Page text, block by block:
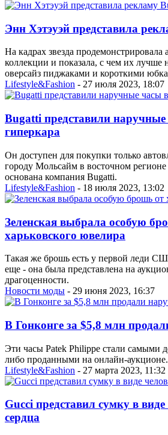
Энн Хэтэуэй представила
На кадрах звезда продемонстрировала
коллекции и показала, с чем их лучше
оверсайз пиджаками и короткими
Lifestyle&Fashion - 27 июля 2023, 18:07
Bugatti представили наручные
гиперкара
Он доступен для покупки только
городу Мольсайм в восточном
основана компания Bugatti.
Lifestyle&Fashion - 18 июля 2023, 13:02
Зеленская выбрала особую
харьковского ювелира
Такая же брошь есть у первой леди
еще - она была представлена на
драгоценности.
Новости моды - 29 июня 2023, 16:37
В Гонконге за $5,8 млн
Эти часы Patek Philippe стали самыми
либо проданными на онлайн-аукционе.
Lifestyle&Fashion - 27 марта 2023, 11:32
Gucci представил сумку в виде
сердца